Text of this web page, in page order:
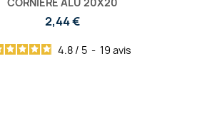
2,44 €
4.8 / 5 - 19 avis